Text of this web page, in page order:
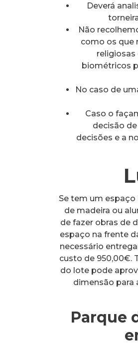
Deverá
Não
como os que
religiosas
biométricos
No caso de
Caso o
decisão
decisões e a
Se tem um
de madeira ou
de fazer obras de
espaço na frente
necessário
custo de 950,00€.
do lote pode
dimensão para
Parque